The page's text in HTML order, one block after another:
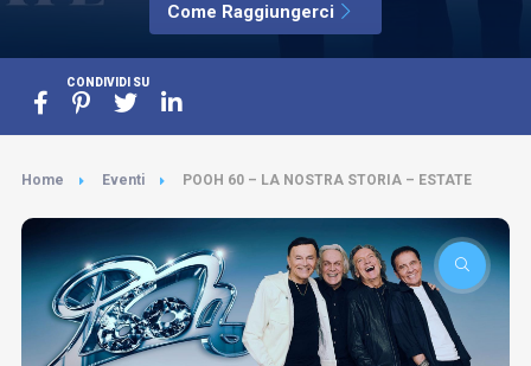
Come Raggiungerci
CONDIVIDI SU
Home Eventi POOH 60 – LA NOSTRA STORIA – ESTATE